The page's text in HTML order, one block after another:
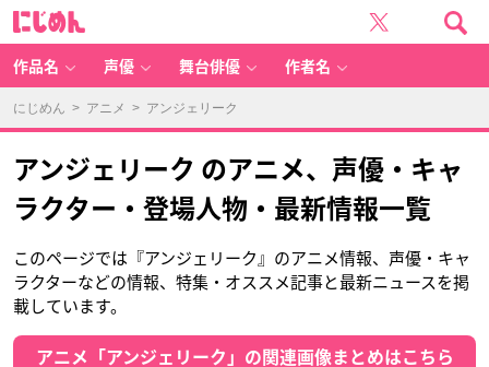
作品名 声優 舞台俳優 作者名
にじめん > アニメ > アンジェリーク
アンジェリーク のアニメ、声優・キャ
ラクター・登場人物・最新情報一覧
このページでは『アンジェリーク』のアニメ情報、声優・キャ
ラクターなどの情報、特集・オススメ記事と最新ニュースを掲
載しています。
アニメ「アンジェリーク」の関連画像まとめはこちら